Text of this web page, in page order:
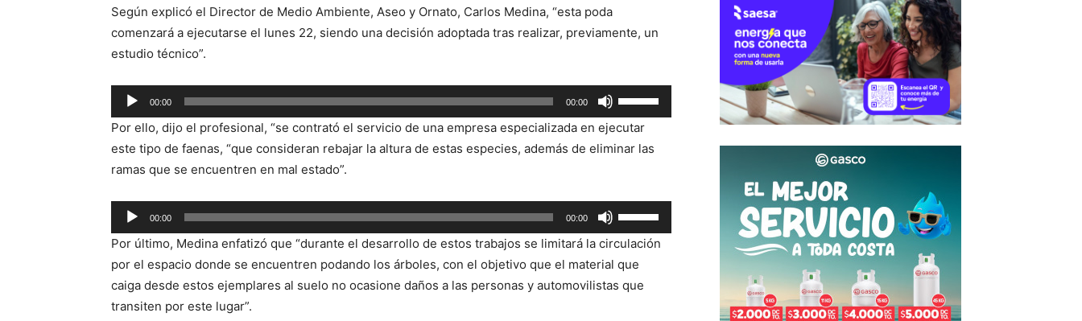
Según explicó el Director de Medio Ambiente, Aseo y Ornato, Carlos Medina, “esta poda
comenzará a ejecutarse el lunes 22, siendo una decisión adoptada tras realizar, previamente, un
estudio técnico”.
Reproductor
de
audio
00:00 00:00
las
teclas
de
arriba/abajo
para
aumentar
o
disminuir
Por ello, dijo el profesional, “se contrató el servicio de una empresa especializada en ejecutar
este tipo de faenas, “que consideran rebajar la altura de estas especies, además de eliminar las
ramas que se encuentren en mal estado”.
Reproductor
de
audio
00:00 00:00
las
teclas
de
flecha
Por último, Medina enfatizó que “durante el desarrollo de estos trabajos se limitará la circulación
por el espacio donde se encuentren podando los árboles, con el objetivo que el material que
caiga desde estos ejemplares al suelo no ocasione daños a las personas y automovilistas que
transiten por este lugar”.